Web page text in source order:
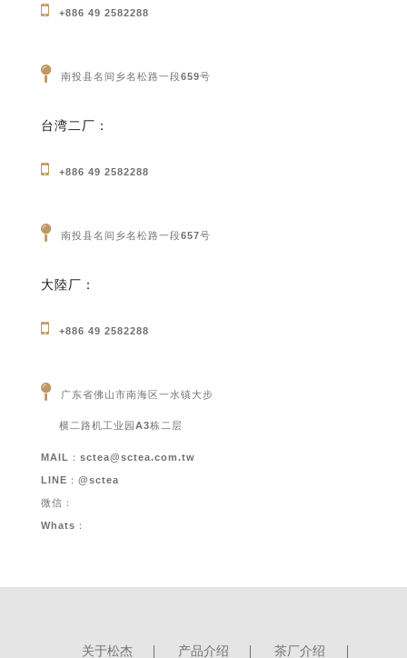
+886 49 2582288
南投县名间乡名松路一段659号
台湾二厂：
+886 49 2582288
南投县名间乡名松路一段657号
大陸厂：
+886 49 2582288
广东省佛山市南海区一水镇大步
横二路机工业园A3栋二层
MAIL： sctea@sctea.com.tw
LINE：@sctea
微信：
Whats：
关于松杰 产品介绍 茶厂介绍